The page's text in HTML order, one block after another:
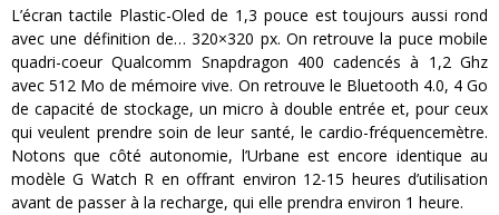
L’écran tactile Plastic-Oled de 1,3 pouce est toujours aussi rond
avec une définition de… 320×320 px. On retrouve la puce mobile
quadri-coeur Qualcomm Snapdragon 400 cadencés à 1,2 Ghz
avec 512 Mo de mémoire vive. On retrouve le Bluetooth 4.0, 4 Go
de capacité de stockage, un micro à double entrée et, pour ceux
qui veulent prendre soin de leur santé, le cardio-fréquencemètre.
Notons que côté autonomie, l’Urbane est encore identique au
modèle G Watch R en offrant environ 12-15 heures d’utilisation
avant de passer à la recharge, qui elle prendra environ 1 heure.